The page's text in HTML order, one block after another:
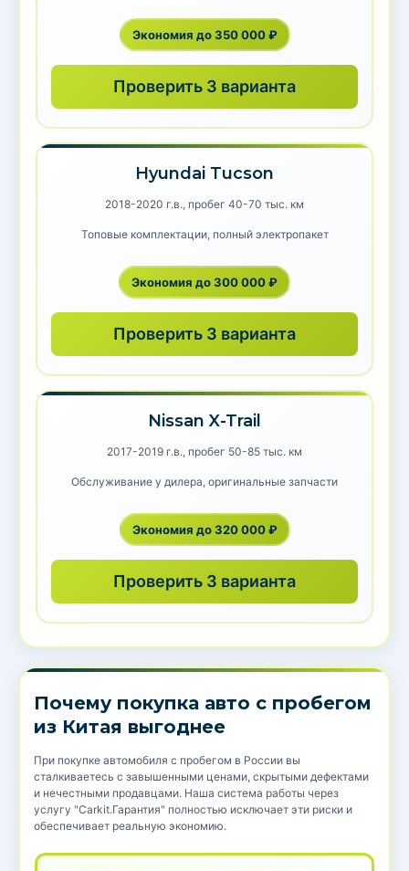
Экономия до 350 000 ₽
Проверить 3 варианта
Hyundai Tucson
2018-2020 г.в., пробег 40-70 тыс. км
Топовые комплектации, полный электропакет
Экономия до 300 000 ₽
Проверить 3 варианта
Nissan X-Trail
2017-2019 г.в., пробег 50-85 тыс. км
Обслуживание у дилера, оригинальные запчасти
Экономия до 320 000 ₽
Проверить 3 варианта
Почему покупка авто с пробегом
из Китая выгоднее
При покупке автомобиля с пробегом в России вы
сталкиваетесь с завышенными ценами, скрытыми дефектами
и нечестными продавцами. Наша система работы через
услугу "Carkit.Гарантия" полностью исключает эти риски и
обеспечивает реальную экономию.